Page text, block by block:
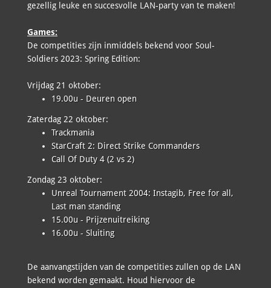
gezellig leuke en succesvolle LAN-party van te maken!
Games:
De competities zijn inmiddels bekend voor Soul-
Soldiers 2023: Spring Edition:
Vrijdag 21 oktober:
19.00u - Deuren open
Zaterdag 22 oktober:
Trackmania
StarCraft 2: Direct Strike Commanders
Call Of Duty 4 (2 vs 2)
Zondag 23 oktober:
Unreal Tournament 2004: Instagib, Free for all,
Last man standing
15.00u - Prijzenuitreiking
16.00u - Sluiting
De aanvangstijden van de competities zullen op de LAN
bekend worden gemaakt. Houd hiervoor de